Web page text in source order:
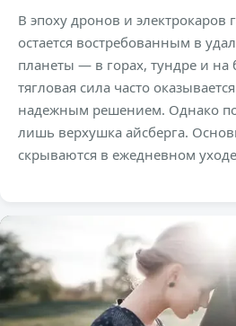
В эпоху дронов и электрокаров
остается востребованным в
планеты — в горах, тундре и на
тягловая сила часто
надежным решением. Однако
лишь верхушка айсберга.
скрываются в ежедневном